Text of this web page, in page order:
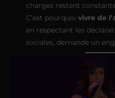
charges restent
C’est pourquoi vivre de
en respectant les
sociales, demande un